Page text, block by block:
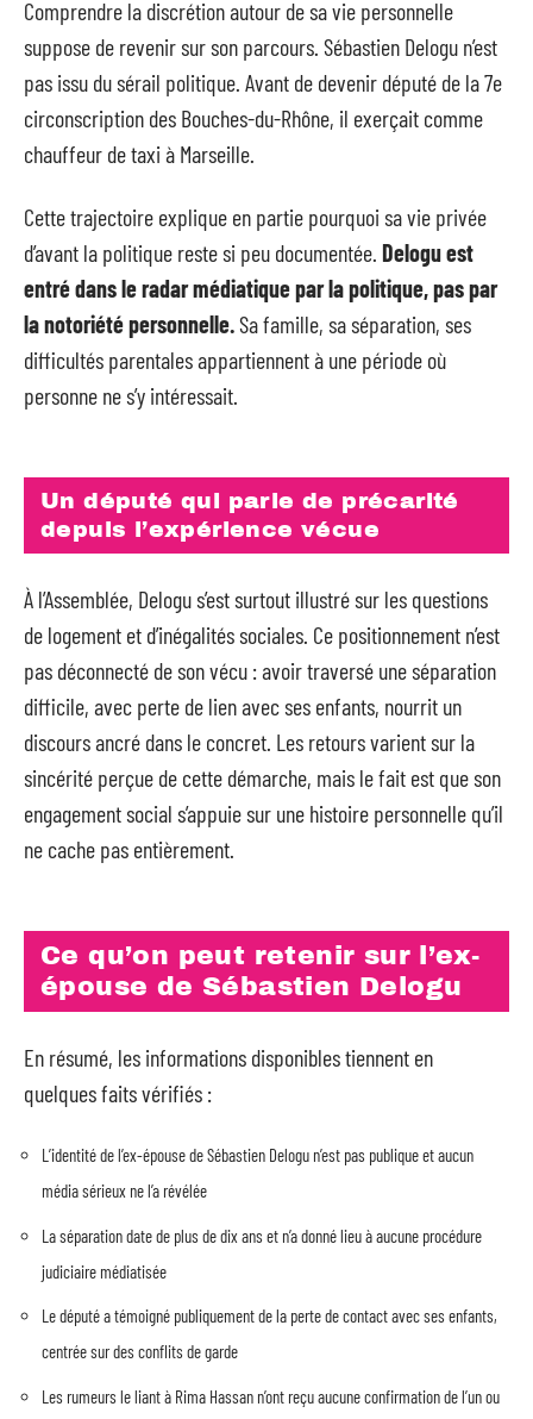
Comprendre la discrétion autour de sa vie personnelle
suppose de revenir sur son parcours. Sébastien Delogu n’est
pas issu du sérail politique. Avant de devenir député de la 7e
circonscription des Bouches-du-Rhône, il exerçait comme
chauffeur de taxi à Marseille.
Cette trajectoire explique en partie pourquoi sa vie privée
d’avant la politique reste si peu documentée. Delogu est
entré dans le radar médiatique par la politique, pas par
la notoriété personnelle.Sa famille, sa séparation, ses
difficultés parentales appartiennent à une période où
personne ne s’y intéressait.
Un député qui parle de précarité
depuis l’expérience vécue
À l’Assemblée, Delogu s’est surtout illustré sur les questions
de logement et d’inégalités sociales. Ce positionnement n’est
pas déconnecté de son vécu : avoir traversé une séparation
difficile, avec perte de lien avec ses enfants, nourrit un
discours ancré dans le concret. Les retours varient sur la
sincérité perçue de cette démarche, mais le fait est que son
engagement social s’appuie sur une histoire personnelle qu’il
ne cache pas entièrement.
Ce qu’on peut retenir sur l’ex-
épouse de Sébastien Delogu
En résumé, les informations disponibles tiennent en
quelques faits vérifiés :
L’identité de l’ex-épouse de Sébastien Delogu n’est pas publique et aucun
média sérieux ne l’a révélée
La séparation date de plus de dix ans et n’a donné lieu à aucune procédure
judiciaire médiatisée
Le député a témoigné publiquement de la perte de contact avec ses enfants,
centrée sur des conflits de garde
Les rumeurs le liant à Rima Hassan n’ont reçu aucune confirmation de l’un ou